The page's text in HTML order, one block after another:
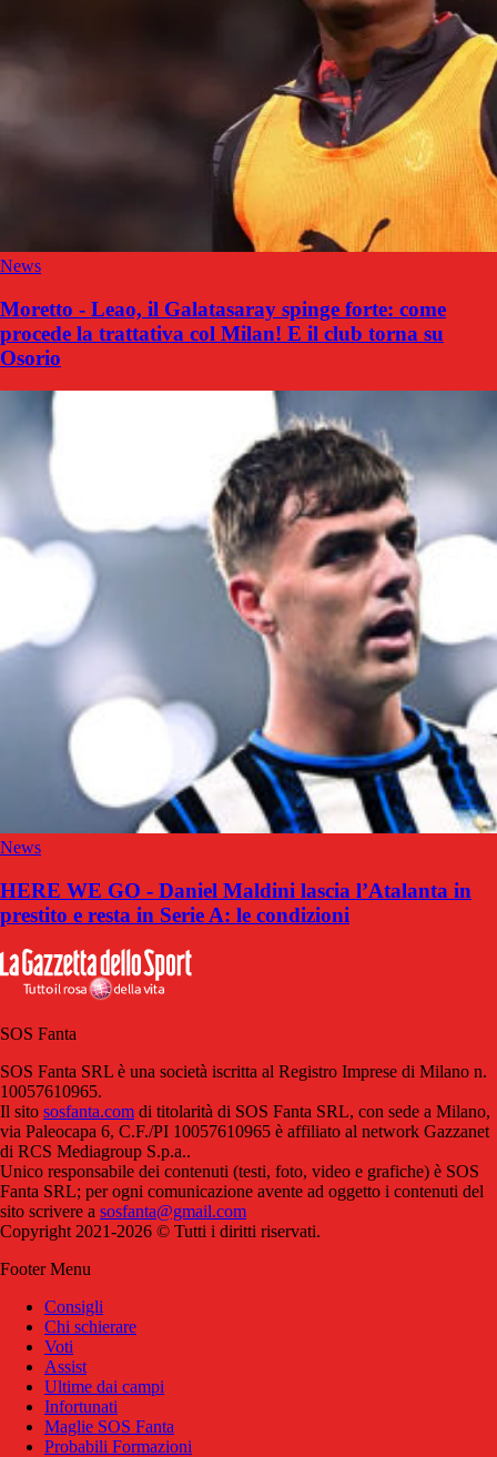
News
Moretto - Leao, il Galatasaray spinge forte: come
procede la trattativa col Milan! E il club torna su
Osorio
News
HERE WE GO - Daniel Maldini lascia l’Atalanta in
prestito e resta in Serie A: le condizioni
SOS Fanta
SOS Fanta SRL è una società iscritta al Registro Imprese di Milano n.
10057610965.
Il sito sosfanta.com di titolarità di SOS Fanta SRL, con sede a Milano,
via Paleocapa 6, C.F./PI 10057610965 è affiliato al network Gazzanet
di RCS Mediagroup S.p.a..
Unico responsabile dei contenuti (testi, foto, video e grafiche) è SOS
Fanta SRL; per ogni comunicazione avente ad oggetto i contenuti del
sito scrivere a sosfanta@gmail.com
Copyright 2021-2026 © Tutti i diritti riservati.
Footer Menu
Consigli
Chi schierare
Voti
Assist
Ultime dai campi
Infortunati
Maglie SOS Fanta
Probabili Formazioni